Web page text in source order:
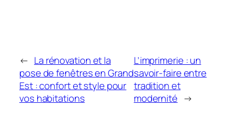
← La rénovation et la
pose de fenêtres en Grand
Est : confort et style pour
vos habitations
L’imprimerie : un
savoir-faire entre
tradition et
modernité →